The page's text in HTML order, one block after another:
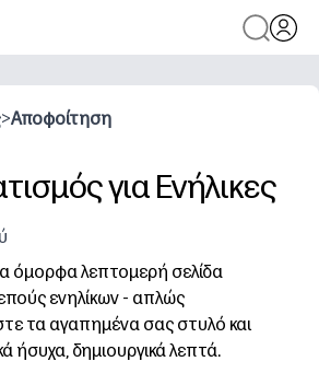
>Αποφοίτηση
για Ενήλικες
όμορφα λεπτομερή σελίδα
ενηλίκων - απλώς
τα αγαπημένα σας στυλό και
ήσυχα, δημιουργικά λεπτά.